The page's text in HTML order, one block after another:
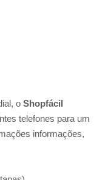
o Shopfácil
telefones para um
informações,